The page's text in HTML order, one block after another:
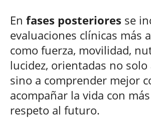
En fases posteriores se
evaluaciones clínicas más
como fuerza, movilidad,
lucidez, orientadas no solo
sino a comprender mejor
acompañar la vida con
respeto al futuro.